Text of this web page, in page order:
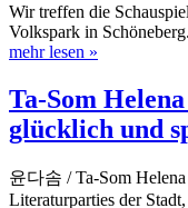
Wir treffen die
Volkspark in
mehr lesen »
Ta-Som
glücklich und
윤다솜 / Ta-Som Helena
Literaturparties der